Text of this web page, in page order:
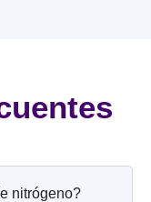
nitrógeno?